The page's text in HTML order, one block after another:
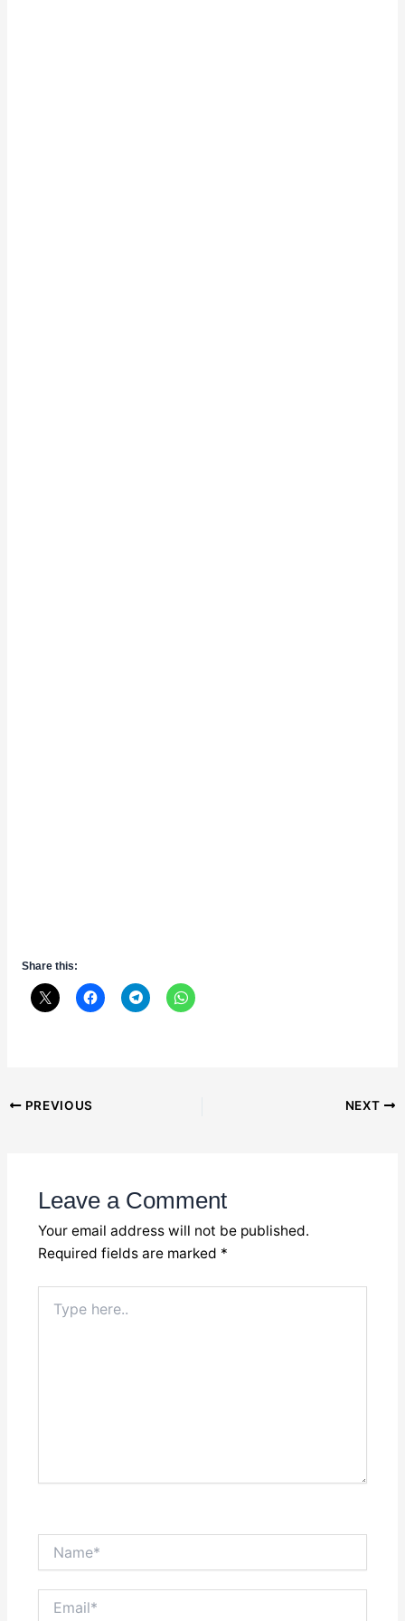
Share this:
Post
PREVIOUS NEXT
Leave a Comment
Your email address will not be published.
Required fields are marked *
here..